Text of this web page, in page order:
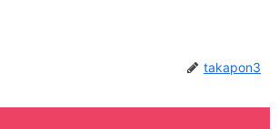
takapon3